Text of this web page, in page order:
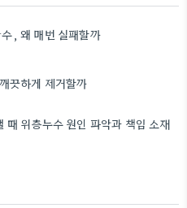
, 왜 매번 실패할까
끗하게 제거할까
때 위층누수 원인 파악과 책임 소재